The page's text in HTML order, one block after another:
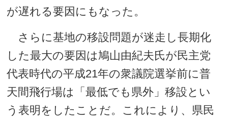
が遅れる要因にもなった。
さらに基地の移設問題が迷走し長期化
した最大の要因は鳩山由紀夫氏が民主党
代表時代の平成21年の衆議院選挙前に普
天間飛行場は「最低でも県外」移設とい
う表明をしたことだ。これにより、県民